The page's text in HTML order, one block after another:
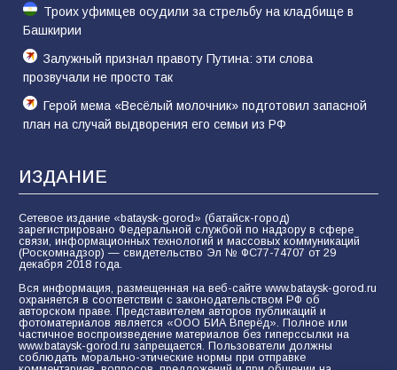
Троих уфимцев осудили за стрельбу на кладбище в
Башкирии
Залужный признал правоту Путина: эти слова
прозвучали не просто так
Герой мема «Весёлый молочник» подготовил запасной
план на случай выдворения его семьи из РФ
ИЗДАНИЕ
Сетевое издание «bataysk-gorod» (батайск-город)
зарегистрировано Федеральной службой по надзору в сфере
связи, информационных технологий и массовых коммуникаций
(Роскомнадзор) — свидетельство Эл № ФС77-74707 от 29
декабря 2018 года.
Вся информация, размещенная на веб-сайте www.bataysk-gorod.ru
охраняется в соответствии с законодательством РФ об
авторском праве. Представителем авторов публикаций и
фотоматериалов является «ООО БИА Вперёд». Полное или
частичное воспроизведение материалов без гиперссылки на
www.bataysk-gorod.ru запрещается. Пользователи должны
соблюдать морально-этические нормы при отправке